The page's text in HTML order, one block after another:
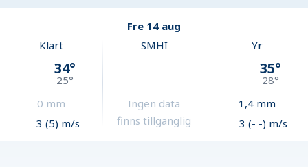
Fre 14 aug
Klart
34°
25°
0 mm
3 (5) m/s
SMHI
Ingen data
finns tillgänglig
Yr
35°
28°
1,4mm
3 (- -) m/s